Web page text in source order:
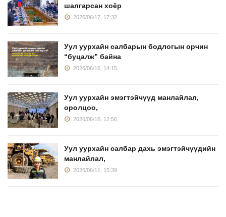
шалгарсан хоёр
2026/06/17, 17:32
Уул уурхайн салбарын бодлогын орчин
“буцалж” байна
2026/06/16, 14:15
Уул уурхайн эмэгтэйчүүд манлайлал,
оролцоо,
2026/06/16, 12:56
Уул уурхайн салбар дахь эмэгтэйчүүдийн
манлайлал,
2026/06/11, 15:39